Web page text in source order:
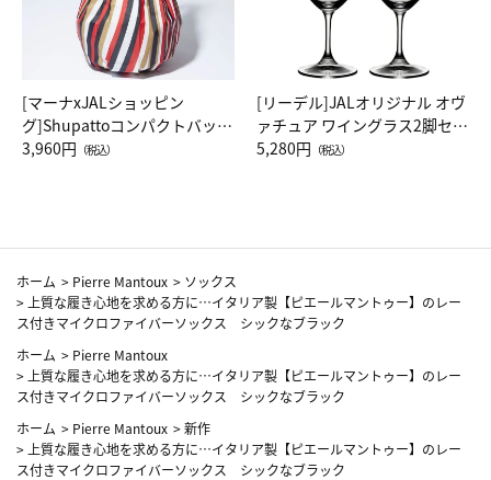
[マーナxJALショッピン
グ]Shupattoコンパクトバッグ
Drop JAL客室乗務員（LC）ス
3,960円 （税込）
[リーデル]JALオリジナル オヴ
ァチュア ワイングラス2脚セッ
ト（レッドワイン）
5,280円 （税込）
ホーム > Pierre Mantoux > ソックス
> 上質な履き心地を求める方に…イタリア製【ピエールマントゥー】のレー
ス付きマイクロファイバーソックス シックなブラック
ホーム > Pierre Mantoux
> 上質な履き心地を求める方に…イタリア製【ピエールマントゥー】のレー
ス付きマイクロファイバーソックス シックなブラック
ホーム > Pierre Mantoux >新作
> 上質な履き心地を求める方に…イタリア製【ピエールマントゥー】のレー
ス付きマイクロファイバーソックス シックなブラック